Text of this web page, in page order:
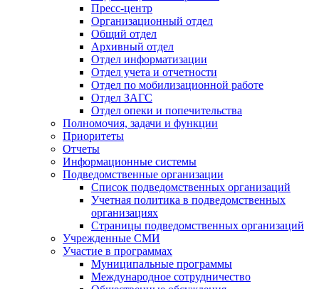
Пресс-центр
Организационный отдел
Общий отдел
Архивный отдел
Отдел информатизации
Отдел учета и отчетности
Отдел по мобилизационной работе
Отдел ЗАГС
Отдел опеки и попечительства
Полномочия, задачи и функции
Приоритеты
Отчеты
Информационные системы
Подведомственные организации
Список подведомственных организаций
Учетная политика в подведомственных
организациях
Страницы подведомственных организаций
Учрежденные СМИ
Участие в программах
Муниципальные программы
Международное сотрудничество